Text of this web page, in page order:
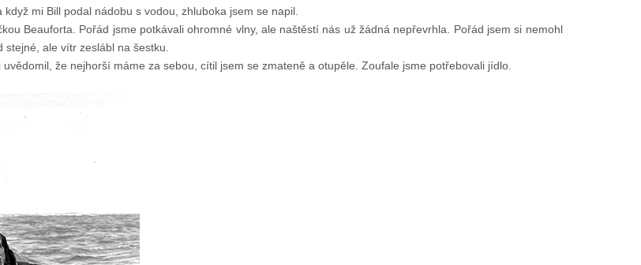
mi Bill podal nádobu s vodou, zhluboka jsem se napil.
Beauforta. Pořád jsme potkávali ohromné vlny, ale naštěstí nás už žádná nepřevrhla. Pořád jsem si nemohl
ale vítr zeslábl na šestku.
že nejhorší máme za sebou, cítil jsem se zmateně a otupěle. Zoufale jsme potřebovali jídlo.